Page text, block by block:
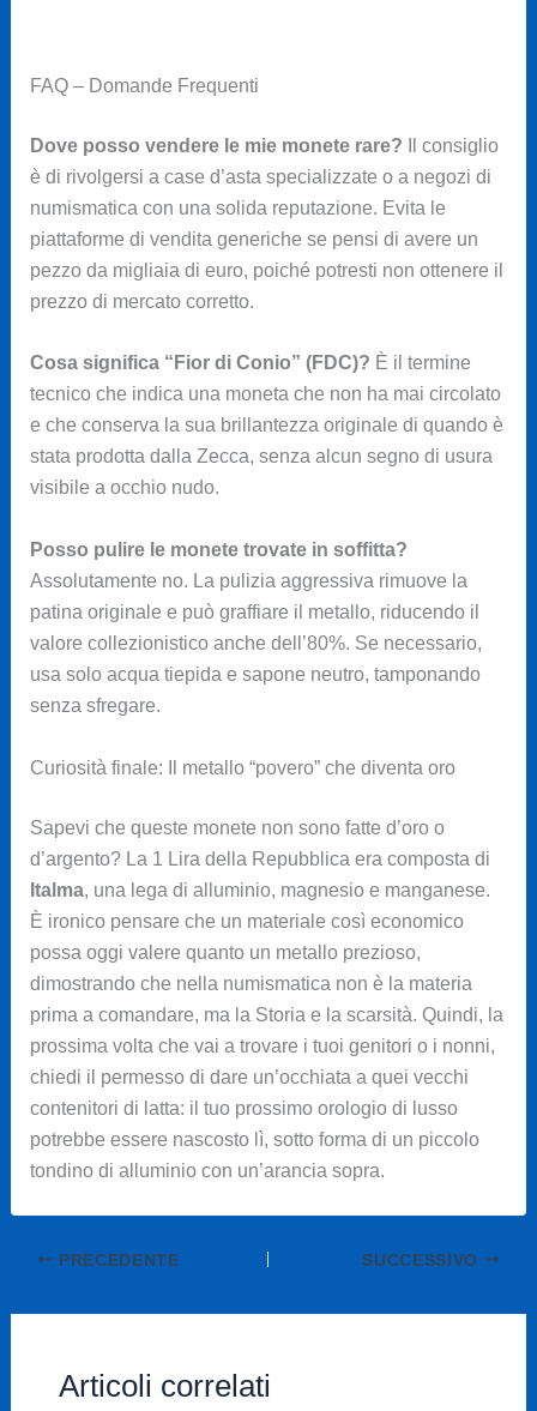
FAQ – Domande Frequenti
Dove posso vendere le mie monete rare? Il consiglio
è di rivolgersi a case d’asta specializzate o a negozi di
numismatica con una solida reputazione. Evita le
piattaforme di vendita generiche se pensi di avere un
pezzo da migliaia di euro, poiché potresti non ottenere il
prezzo di mercato corretto.
Cosa significa “Fior di Conio” (FDC)? È il termine
tecnico che indica una moneta che non ha mai circolato
e che conserva la sua brillantezza originale di quando è
stata prodotta dalla Zecca, senza alcun segno di usura
visibile a occhio nudo.
Posso pulire le monete trovate in soffitta?
Assolutamente no. La pulizia aggressiva rimuove la
patina originale e può graffiare il metallo, riducendo il
valore collezionistico anche dell’80%. Se necessario,
usa solo acqua tiepida e sapone neutro, tamponando
senza sfregare.
Curiosità finale: Il metallo “povero” che diventa oro
Sapevi che queste monete non sono fatte d’oro o
d’argento? La 1 Lira della Repubblica era composta di
Italma, una lega di alluminio, magnesio e manganese.
È ironico pensare che un materiale così economico
possa oggi valere quanto un metallo prezioso,
dimostrando che nella numismatica non è la materia
prima a comandare, ma la Storia e la scarsità. Quindi, la
prossima volta che vai a trovare i tuoi genitori o i nonni,
chiedi il permesso di dare un’occhiata a quei vecchi
contenitori di latta: il tuo prossimo orologio di lusso
potrebbe essere nascosto lì, sotto forma di un piccolo
tondino di alluminio con un’arancia sopra.
PRECEDENTE SUCCESSIVO
Articoli correlati